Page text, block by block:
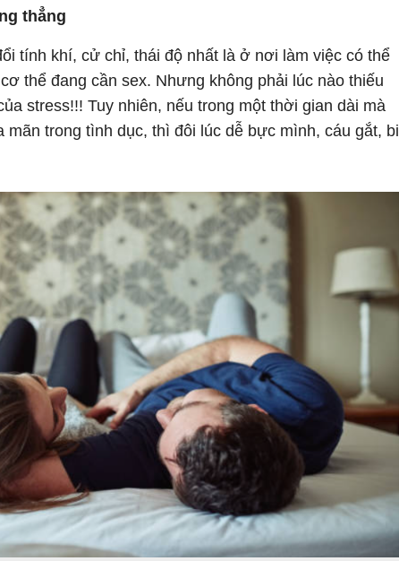
thẳng
tính khí, cử chỉ, thái độ nhất là ở nơi làm việc có thể
thể đang cần sex. Nhưng không phải lúc nào thiếu
stress!!! Tuy nhiên, nếu trong một thời gian dài mà
mãn trong tình dục, thì đôi lúc dễ bực mình, cáu gắt, bi